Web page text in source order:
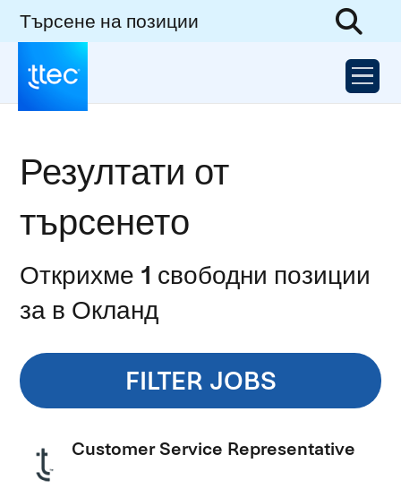
Търсене на позиции
Резултати от
търсенето
Открихме 1 свободни позиции
за в Окланд
FILTER JOBS
Customer Service Representative